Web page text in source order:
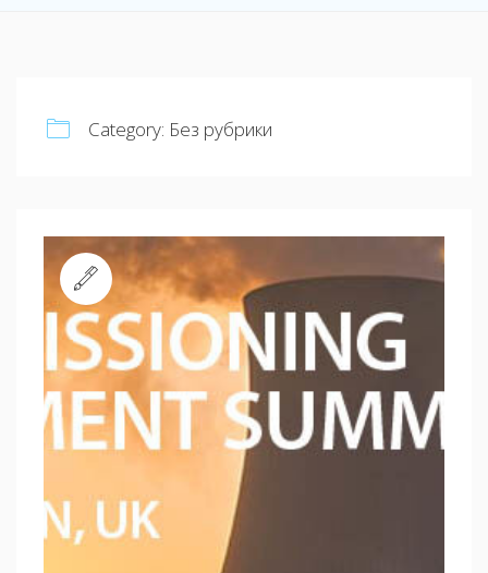
Category: Без рубрики
Standard